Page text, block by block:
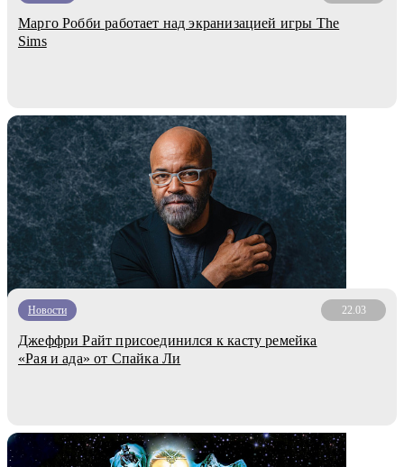
Марго Робби работает над экранизацией игры The
Sims
Новости 22.03
Джеффри Райт присоединился к касту ремейка
«Рая и ада» от Спайка Ли